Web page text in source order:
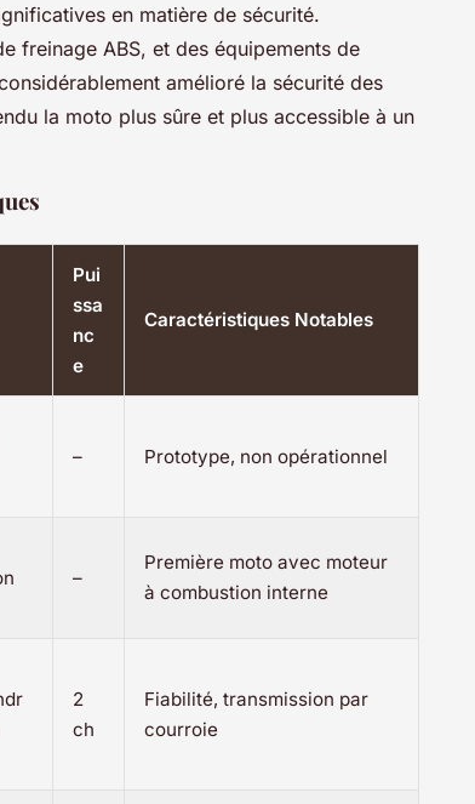
en matière de sécurité.
freinage ABS, et des équipements de
amélioré la sécurité des
la moto plus sûre et plus accessible à un
Pui
ssa
nc
e
Caractéristiques Notables
– Prototype, non opérationnel
–
Première moto avec moteur
à combustion interne
2
ch
Fiabilité, transmission par
courroie